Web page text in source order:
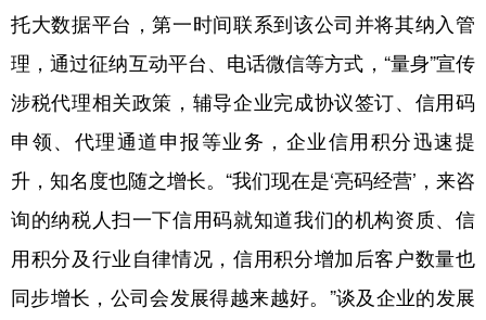
托大数据平台，第一时间联系到该公司并将其纳入管
理，通过征纳互动平台、电话微信等方式，“量身”宣传
涉税代理相关政策，辅导企业完成协议签订、信用码
申领、代理通道申报等业务，企业信用积分迅速提
升，知名度也随之增长。“我们现在是‘亮码经营’，来咨
询的纳税人扫一下信用码就知道我们的机构资质、信
用积分及行业自律情况，信用积分增加后客户数量也
同步增长，公司会发展得越来越好。”谈及企业的发展